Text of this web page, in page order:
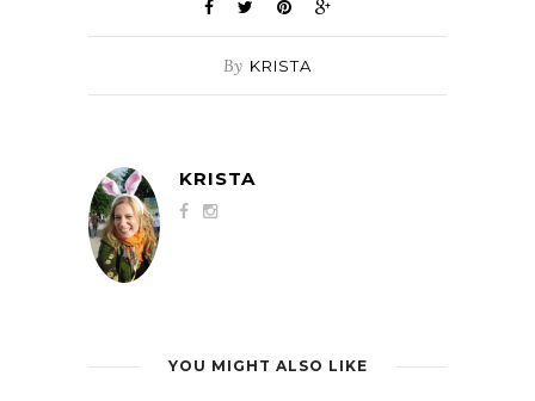
By KRISTA
KRISTA
YOU MIGHT ALSO LIKE